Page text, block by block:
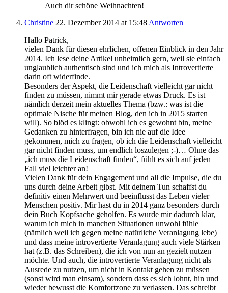
Auch dir schöne Weihnachten!
Christine 22. Dezember 2014 at 15:48 Antworten
Hallo Patrick,
vielen Dank für diesen ehrlichen, offenen Einblick in den Jahr
2014. Ich lese deine Artikel unheimlich gern, weil sie einfach
unglaublich authentisch sind und ich mich als Introvertierte
darin oft widerfinde.
Besonders der Aspekt, die Leidenschaft vielleicht gar nicht
finden zu müssen, nimmt mir gerade etwas Druck. Es ist
nämlich derzeit mein aktuelles Thema (bzw.: was ist die
optimale Nische für meinen Blog, den ich in 2015 starten
will). So blöd es klingt: obwohl ich es gewohnt bin, meine
Gedanken zu hinterfragen, bin ich nie auf die Idee
gekommen, mich zu fragen, ob ich die Leidenschaft vielleicht
gar nicht finden muss, um endlich loszulegen ;-)… Ohne das
„ich muss die Leidenschaft finden“, fühlt es sich auf jeden
Fall viel leichter an!
Vielen Dank für dein Engagement und all die Impulse, die du
uns durch deine Arbeit gibst. Mit deinem Tun schaffst du
definitiv einen Mehrwert und beeinflusst das Leben vieler
Menschen positiv. Mir hast du in 2014 ganz besonders durch
dein Buch Kopfsache geholfen. Es wurde mir dadurch klar,
warum ich mich in manchen Situationen unwohl fühle
(nämlich weil ich gegen meine natürliche Veranlagung lebe)
und dass meine introvertierte Veranlagung auch viele Stärken
hat (z.B. das Schreiben), die ich von nun an gezielt nutzen
möchte. Und auch, die introvertierte Veranlagung nicht als
Ausrede zu nutzen, um nicht in Kontakt gehen zu müssen
(sonst wird man einsam), sondern dass es sich lohnt, hin und
wieder bewusst die Komfortzone zu verlassen. Das schreibt